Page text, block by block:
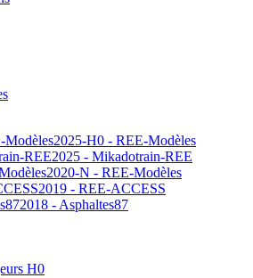
2025-H0 - REE-Modèles
2025 - Mikadotrain-REE
2020-N - REE-Modèles
2019 - REE-ACCESS
2018 - Asphaltes87
H0